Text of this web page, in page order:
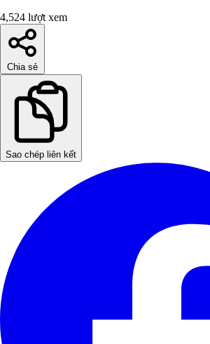
4,524 lượt xem
Chia sẻ
Sao chép liên kết